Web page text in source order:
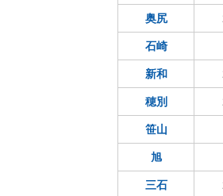
奥尻
石崎
新和
穂別
笹山
旭
三石